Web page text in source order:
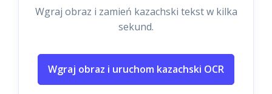
Wgraj obraz i zamień kazachski tekst w kilka
sekund.
Wgraj obraz i uruchom kazachski OCR